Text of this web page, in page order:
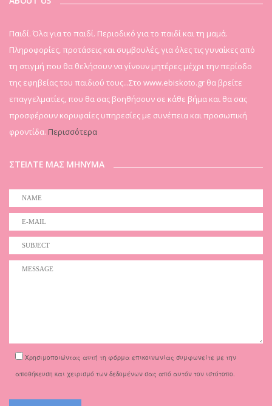
Παιδί. Όλα για το παιδί. Περιοδικό για το παιδί και τη μαμά.
Πληροφορίες, προτάσεις και συμβουλές, για όλες τις γυναίκες από
τη στιγμή που θα θελήσουν να γίνουν μητέρες μέχρι την περίοδο
της εφηβείας του παιδιού τους...Στο www.ebiskoto.gr θα βρείτε
επαγγελματίες, που θα σας βοηθήσουν σε κάθε βήμα και θα σας
προσφέρουν κορυφαίες υπηρεσίες με συνέπεια και προσωπική
φροντίδα. Περισσότερα
ΣΤΕΙΛΤΕ ΜΑΣ ΜΗΝΥΜΑ
Χρησιμοποιώντας αυτή τη φόρμα επικοινωνίας συμφωνείτε με την
αποθήκευση και χειρισμό των δεδομένων σας από αυτόν τον ιστότοπο.